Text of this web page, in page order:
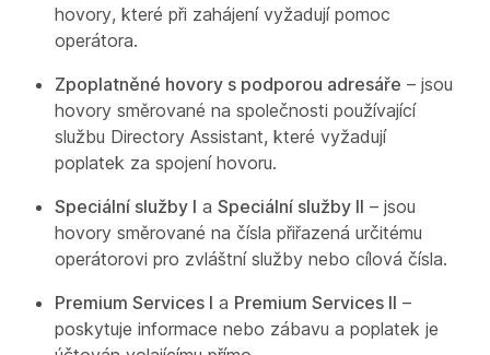
hovory, které při zahájení vyžadují pomoc
operátora.
Zpoplatněné hovory s podporou adresáře – jsou
hovory směrované na společnosti používající
službu Directory Assistant, které vyžadují
poplatek za spojení hovoru.
Speciální služby I a Speciální služby II – jsou
hovory směrované na čísla přiřazená určitému
operátorovi pro zvláštní služby nebo cílová čísla.
Premium Services I a Premium Services II –
poskytuje informace nebo zábavu a poplatek je